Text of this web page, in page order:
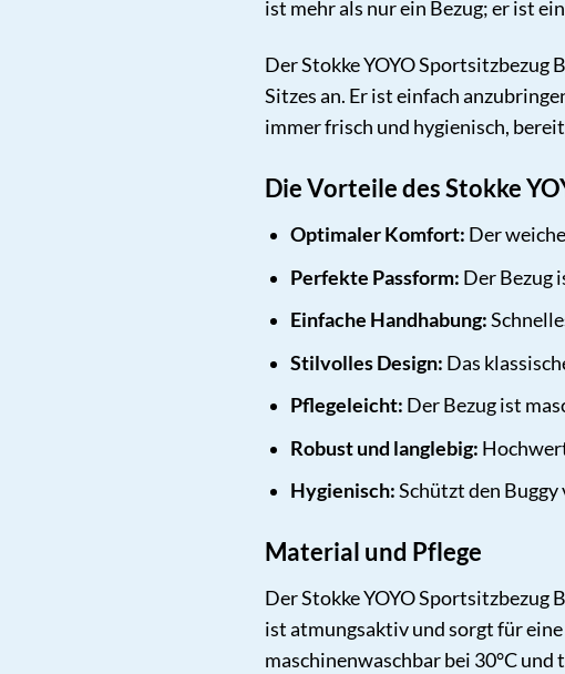
ist mehr als nur ein Bezug; er ist
Der Stokke YOYO Sportsitzbezug
Sitzes an. Er ist einfach
immer frisch und hygienisch,
Die Vorteile des Stokke
Optimaler Komfort: Der
Perfekte Passform: Der Bezug
Einfache Handhabung:
Stilvolles Design: Das
Pflegeleicht: Der Bezug ist
Robust und langlebig:
Hygienisch:Schützt den Buggy
Material und Pflege
Der Stokke YOYO
ist atmungsaktiv und sorgt für
maschinenwaschbar bei 30°C